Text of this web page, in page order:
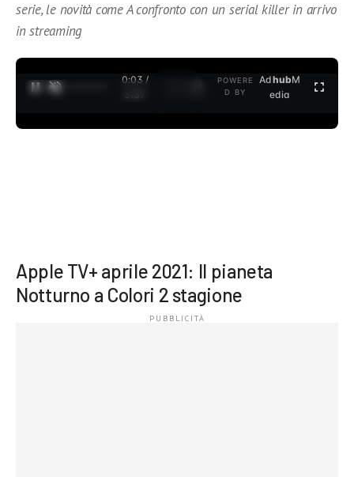
serie, le novità come A confronto con un serial killer in arrivo
in streaming
0:04 /
3:37
POWERE
D BY
AdhubM
edia
Apple TV+ aprile 2021: Il pianeta
Notturno a Colori 2 stagione